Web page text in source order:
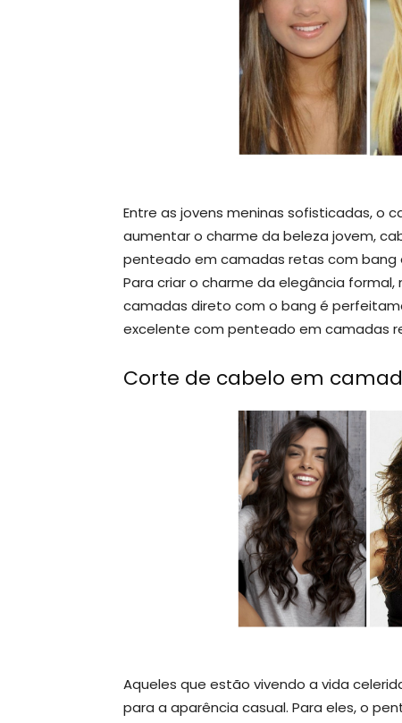
Entre as jovens meninas sofisticadas, o
aumentar o charme da beleza jovem,
penteado em camadas retas com bang
Para criar o charme da elegância
camadas direto com o bang é
excelente com penteado em camadas
Corte de cabelo em
Aqueles que estão vivendo a vida
para a aparência casual. Para eles, o